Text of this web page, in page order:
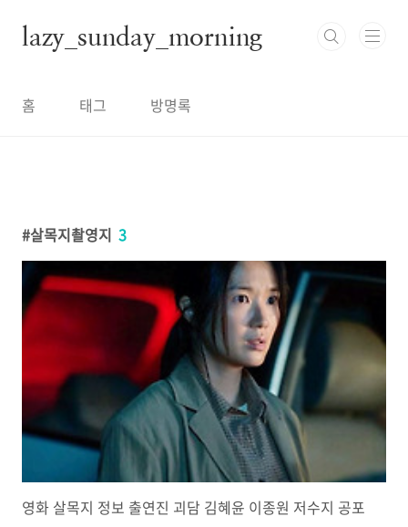
lazy_sunday_morning
홈 태그 방명록
살목지촬영지 3
영화 살목지 정보 출연진 괴담 김혜윤 이종원 저수지 공포